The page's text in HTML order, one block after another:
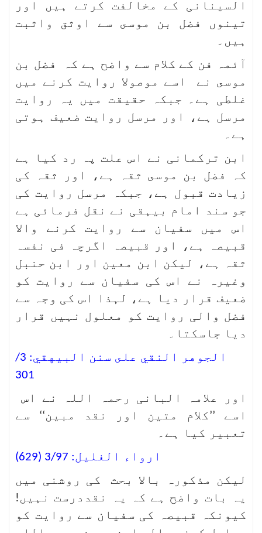
السینانی کے مخالفت کرتے ہیں اور
تینوں فضل بن موسى سے اوثق واثبت
ہیں۔
آئمہ فن کے کلام سے واضح ہے کہ فضل بن
موسى نے اسے موصولا روایت کرنے میں
غلطی ہے۔ جبکہ حقیقت میں یہ روایت
مرسل ہے، اور مرسل روایت ضعیف ہوتی
ہے۔
ابن ترکمانی نے اس علت پہ رد کیا ہے
کہ فضل بن موسى ثقہ ہے، اور ثقہ کی
زیادت قبول ہے، جبکہ مرسل روایت کی
جو سند امام بیہقی نے نقل فرمائی ہے
اس میں سفیان سے روایت کرنے والا
قبیصہ ہے، اور قبیصہ اگرچہ فی نفسہ
ثقہ ہے، لیکن ابن معین اور ابن حنبل
وغیرہ نے اس کی سفیان سے روایت کو
ضعیف قرار دیا ہے، لہذا اس کی وجہ سے
فضل والی روایت کو معلول نہیں قرار
دیا جاسکتا۔
الجوهر النقي على سنن البيهقي: 3/
301
اور علامہ البانی رحمہ اللہ نے اس
اسے ’’کلام متین اور نقد مبین‘‘ سے
تعبیر کیا ہے۔
ارواء الغلیل: 3/97 (629)
لیکن مذکورہ بالا بحث کی روشنی میں
یہ بات واضح ہے کہ یہ نقددرست نہیں!
کیونکہ قبیصہ کی سفیان سے روایت کو